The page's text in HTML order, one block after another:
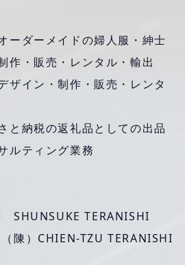
ーダーメイドの婦人服・紳士
作・販売・レンタル・輸出
ザイン・制作・販売・レンタ
と納税の返礼品としての出品
ルティング業務
SHUNSUKE TERANISHI
陳）CHIEN-TZU TERANISHI